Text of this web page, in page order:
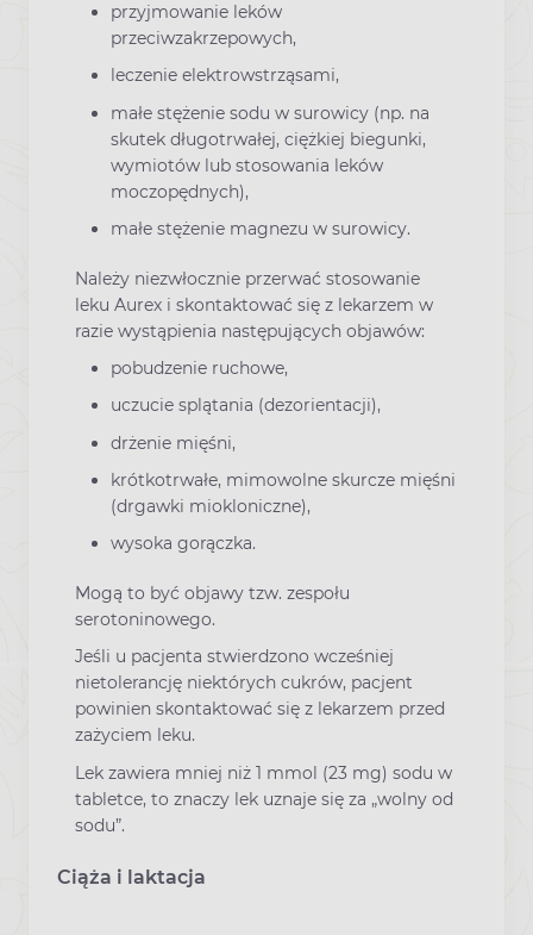
przyjmowanie leków
przeciwzakrzepowych,
leczenie elektrowstrząsami,
małe stężenie sodu w surowicy (np. na
skutek długotrwałej, ciężkiej biegunki,
wymiotów lub stosowania leków
moczopędnych),
małe stężenie magnezu w surowicy.
Należy niezwłocznie przerwać stosowanie
leku Aurex i skontaktować się z lekarzem w
razie wystąpienia następujących objawów:
pobudzenie ruchowe,
uczucie splątania (dezorientacji),
drżenie mięśni,
krótkotrwałe, mimowolne skurcze mięśni
(drgawki miokloniczne),
wysoka gorączka.
Mogą to być objawy tzw. zespołu
serotoninowego.
Jeśli u pacjenta stwierdzono wcześniej
nietolerancję niektórych cukrów, pacjent
powinien skontaktować się z lekarzem przed
zażyciem leku.
Lek zawiera mniej niż 1 mmol (23 mg) sodu w
tabletce, to znaczy lek uznaje się za „wolny od
sodu”.
Ciąża i laktacja